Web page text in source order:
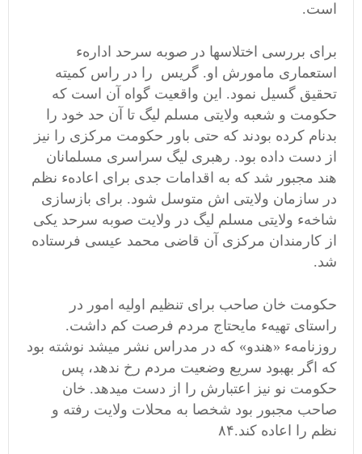
است.
برای بررسی اختلاسها در صوبه سرحد ادارهء
استعماری مامورش او. گریس را در راس کمیته
تحقیق گسیل نمود. این واقعیت گواه آن است که
حکومت و شعبه ولایتی مسلم لیگ تا آن حد خود را
بدنام کرده بودند که حتی باور حکومت مرکزی را نیز
از دست داده بود. رهبری لیگ سراسری مسلمانان
هند مجبور شد که به اقدامات جدی برای اعادهء نظم
در سازمان ولایتی اش متوسل شود. برای بازسازی
شاخهء ولایتی مسلم لیگ در ولایت صوبه سرحد یکی
از کارمندان مرکزی آن قاضی محمد عیسی فرستاده
شد.
حکومت خان صاحب برای تنظیم اولیه امور در
راستای تهیهء مایحتاج مردم فرصت کم داشت.
روزنامهء «هندو» که در مدراس نشر میشد نوشته بود‌
که اگر بهبود سریع وضعیت مردم رخ ندهد، پس
حکومت نو نیز اعتبارش را از دست میدهد. خان
صاحب مجبور بود شخصا به محلات ولایت رفته و
نظم را اعاده کند.۸۴